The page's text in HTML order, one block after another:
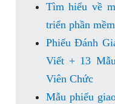
Tìm hiểu về
triển phần mềm
Phiếu Đánh
Viết + 13
Viên Chức
Mẫu phiếu